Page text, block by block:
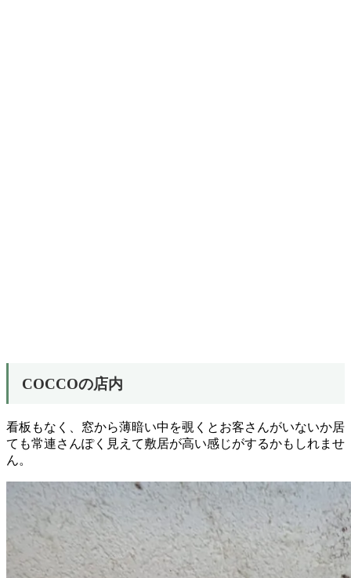
COCCOの店内
看板もなく、窓から薄暗い中を覗くとお客さんがいないか居
ても常連さんぽく見えて敷居が高い感じがするかもしれませ
ん。